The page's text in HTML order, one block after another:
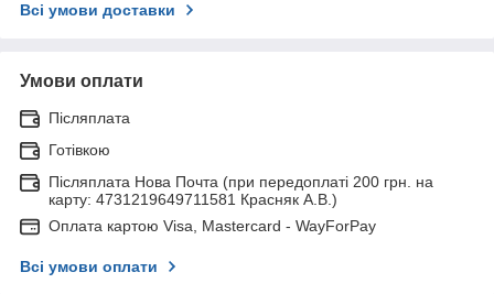
Всі умови доставки
Умови оплати
Післяплата
Готівкою
Післяплата Нова Почта (при передоплаті 200 грн. на
карту: 4731219649711581 Красняк А.В.)
Оплата картою Visa, Mastercard - WayForPay
Всі умови оплати